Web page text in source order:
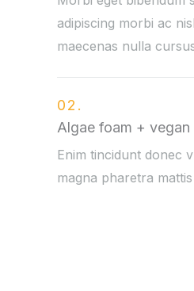
adipiscing morbi ac
maecenas nulla
02.
Algae foam + vegan
Enim tincidunt donec
magna pharetra